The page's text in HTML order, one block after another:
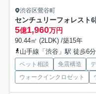
渋谷区鶯谷町
センチュリーフォレスト
5億1,960万円
90.44㎡ (2LDK) /築15年
山手線「渋谷」駅 徒歩6分
ペット相談 免震構造
ウォークインクロゼット